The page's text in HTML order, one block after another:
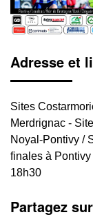
Adresse et
Sites
Merdrignac -
Noyal-Pontivy /
finales à
18h30
Partagez sur